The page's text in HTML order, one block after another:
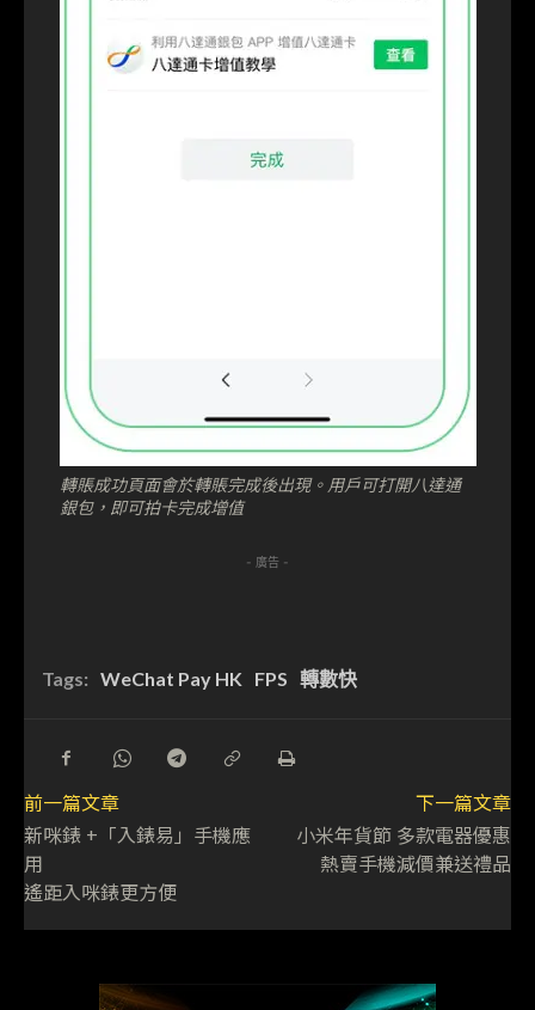
轉賬成功頁面會於轉賬完成後出現。用戶可打開八達通
銀包，即可拍卡完成增值
- 廣告 -
Tags: WeChat Pay HK FPS 轉數快
前一篇文章
新咪錶 +「入錶易」手機應
用
遙距入咪錶更方便
下一篇文章
小米年貨節 多款電器優惠
熱賣手機減價兼送禮品